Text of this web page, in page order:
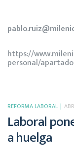
https://
personal/
REFORMA LABORAL
Laboral
a huelga